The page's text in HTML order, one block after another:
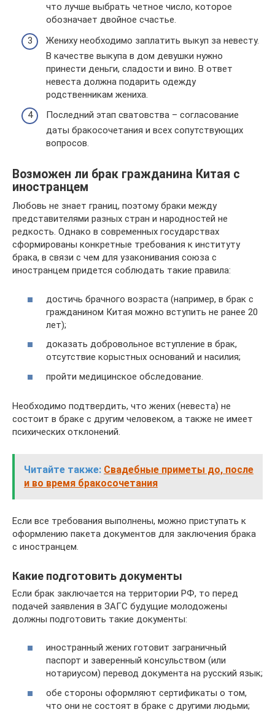
что лучше выбрать четное число, которое
обозначает двойное счастье.
Жениху необходимо заплатить выкуп за невесту.
В качестве выкупа в дом девушки нужно
принести деньги, сладости и вино. В ответ
невеста должна подарить одежду
родственникам жениха.
Последний этап сватовства – согласование
даты бракосочетания и всех сопутствующих
вопросов.
Возможен ли брак гражданина Китая с
иностранцем
Любовь не знает границ, поэтому браки между
представителями разных стран и народностей не
редкость. Однако в современных государствах
сформированы конкретные требования к институту
брака, в связи с чем для узаконивания союза с
иностранцем придется соблюдать такие правила:
достичь брачного возраста (например, в брак с
гражданином Китая можно вступить не ранее 20
лет);
доказать добровольное вступление в брак,
отсутствие корыстных оснований и насилия;
пройти медицинское обследование.
Необходимо подтвердить, что жених (невеста) не
состоит в браке с другим человеком, а также не имеет
психических отклонений.
Читайте также: Свадебные приметы до, после
и во время бракосочетания
Если все требования выполнены, можно приступать к
оформлению пакета документов для заключения брака
с иностранцем.
Какие подготовить документы
Если брак заключается на территории РФ, то перед
подачей заявления в ЗАГС будущие молодожены
должны подготовить такие документы:
иностранный жених готовит заграничный
паспорт и заверенный консульством (или
нотариусом) перевод документа на русский язык;
обе стороны оформляют сертификаты о том,
что они не состоят в браке с другими людьми;